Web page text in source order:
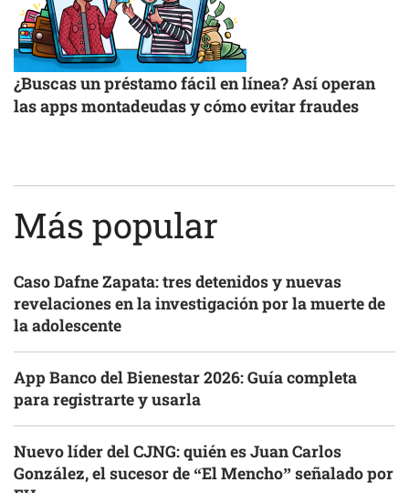
¿Buscas un préstamo fácil en línea? Así operan
las apps montadeudas y cómo evitar fraudes
Más popular
Caso Dafne Zapata: tres detenidos y nuevas
revelaciones en la investigación por la muerte de
la adolescente
App Banco del Bienestar 2026: Guía completa
para registrarte y usarla
Nuevo líder del CJNG: quién es Juan Carlos
González, el sucesor de “El Mencho” señalado por